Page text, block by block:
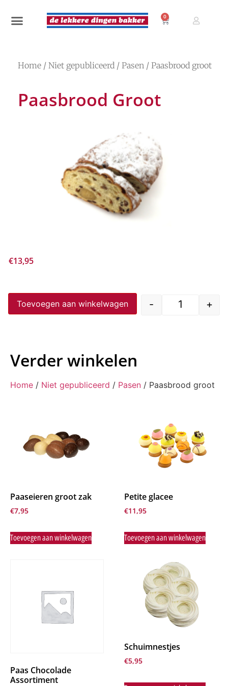
0
Home / Niet gepubliceerd / Pasen / Paasbrood groot
Paasbrood Groot
€13,95
- +
Toevoegen aan winkelwagen
Verder winkelen
Home / Niet gepubliceerd / Pasen / Paasbrood groot
Paaseieren groot zak
€7,95
Toevoegen aan winkelwagen
Petite glacee
€11,95
Toevoegen aan winkelwagen
Paas Chocolade
Assortiment
Schuimnestjes
€5,95